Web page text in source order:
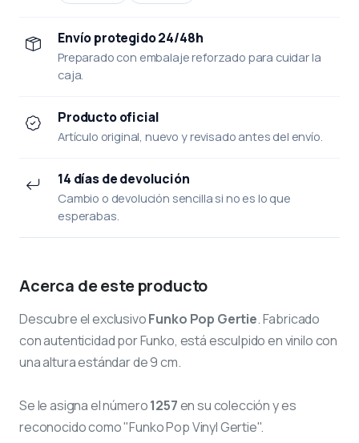
Envío protegido 24/48h
Preparado con embalaje reforzado para cuidar la
caja.
Producto oficial
Artículo original, nuevo y revisado antes del envío.
14 días de devolución
Cambio o devolución sencilla si no es lo que
esperabas.
Acerca de este producto
Descubre el exclusivoFunko Pop Gertie. Fabricado
con autenticidad por Funko, está esculpido en vinilo con
una altura estándar de 9 cm.
Se le asigna el número1257en su colección y es
reconocido como "Funko Pop Vinyl Gertie".